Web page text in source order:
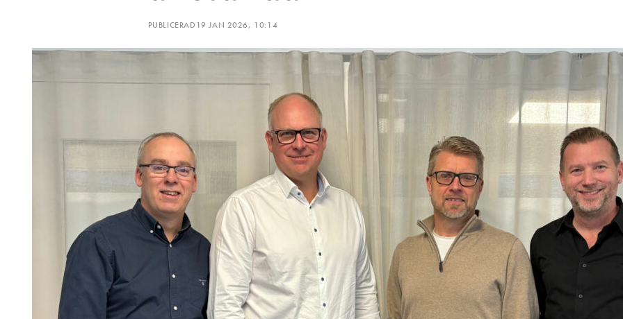
PUBLICERAD 19 JAN 2026, 10:14